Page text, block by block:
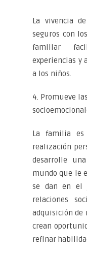
La vivencia
seguros con
familiar
experiencias y
a los niños.
4. Promueve
La familia
realización
desarrolle
mundo que le
se dan en el
relaciones
adquisición de
crean
refinar